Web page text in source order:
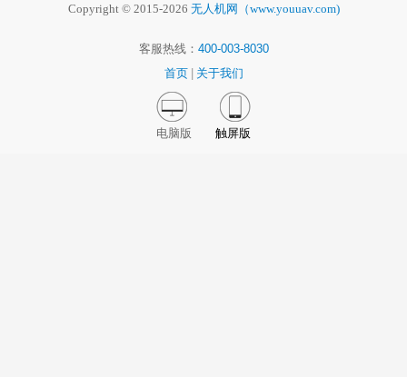
Copyright © 2015-2026 无人机网（www.youuav.com)
客服热线： 400-003-8030
首页
关于我们
电脑版 触屏版